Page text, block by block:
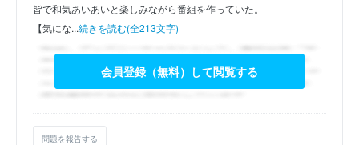
皆で和気あいあいと楽しみながら番組を作っていた。
【気にな...続きを読む(全213文字)
会員登録（無料）して閲覧する
問題を報告する